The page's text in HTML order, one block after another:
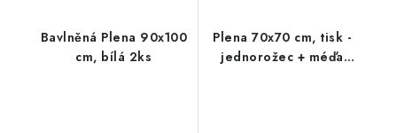
Bavlněná Plena 90x100
cm, bílá 2ks
Plena 70x70 cm, tisk -
jednorožec + méďa